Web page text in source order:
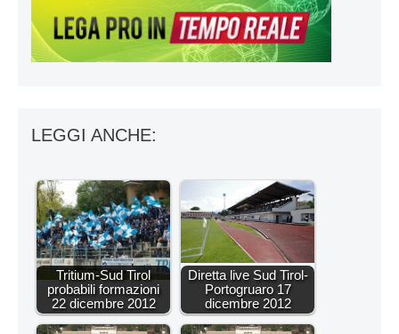
LEGGI ANCHE:
Tritium-Sud Tirol
probabili formazioni
22 dicembre 2012
Diretta live Sud Tirol-
Portogruaro 17
dicembre 2012